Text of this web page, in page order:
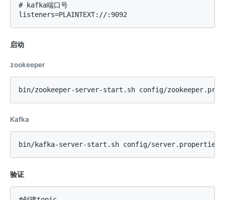
# kafka端口号
启动
zookeeper
Kafka
验证